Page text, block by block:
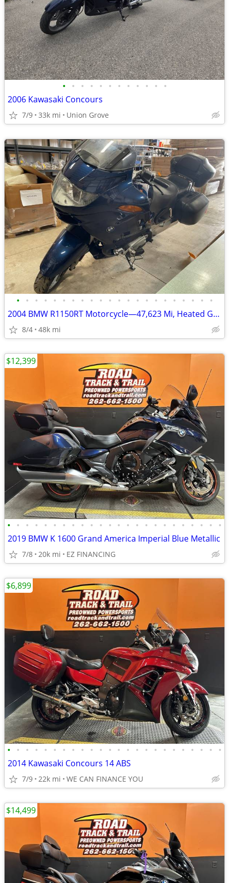
• • • • • • • • • • • •
2006 Kawasaki Concours
7/9 33k mi Union Grove
• • • • • • • • • • • • • • • • • • • • • •
2004 BMW R1150RT Motorcycle—47,623 Mi, Heated Grips—Online Auction!
8/4 48k mi
• • • • • • • • • • • • • • • • • • • • • • • •
2019 BMW K 1600 Grand America Imperial Blue Metallic
7/8 20k mi EZ FINANCING
$12,399
• • • • • • • • • • • • • • • • • • • • • • • •
2014 Kawasaki Concours 14 ABS
7/9 22k mi WE CAN FINANCE YOU
$6,899
$14,499